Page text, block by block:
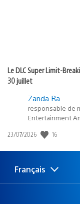
Le DLC Super Limit-
30 juillet
Zanda Ra
responsable de
Entertainment
Date
publication
23/07/2026 16
Choisir
une
Région
actuelle
Français